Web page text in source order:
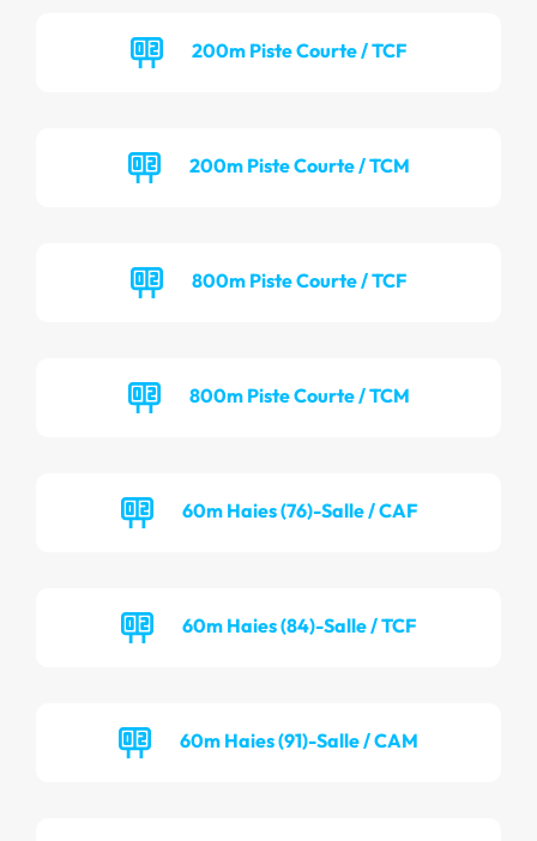
200m Piste Courte / TCF
200m Piste Courte / TCM
800m Piste Courte / TCF
800m Piste Courte / TCM
60m Haies (76)-Salle / CAF
60m Haies (84)-Salle / TCF
60m Haies (91)-Salle / CAM